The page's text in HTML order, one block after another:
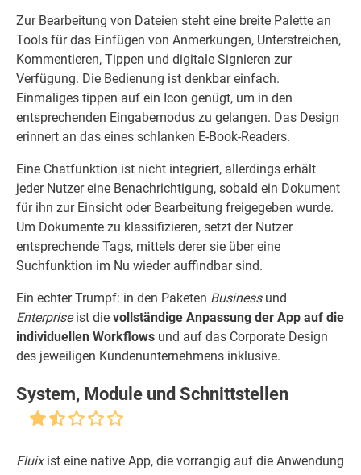
Zur Bearbeitung von Dateien steht eine breite Palette an
Tools für das Einfügen von Anmerkungen, Unterstreichen,
Kommentieren, Tippen und digitale Signieren zur
Verfügung. Die Bedienung ist denkbar einfach.
Einmaliges tippen auf ein Icon genügt, um in den
entsprechenden Eingabemodus zu gelangen. Das Design
erinnert an das eines schlanken E-Book-Readers.
Eine Chatfunktion ist nicht integriert, allerdings erhält
jeder Nutzer eine Benachrichtigung, sobald ein Dokument
für ihn zur Einsicht oder Bearbeitung freigegeben wurde.
Um Dokumente zu klassifizieren, setzt der Nutzer
entsprechende Tags, mittels derer sie über eine
Suchfunktion im Nu wieder auffindbar sind.
Ein echter Trumpf: in den Paketen Businessund
Enterpriseist die vollständige Anpassung der App auf die
individuellen Workflows und auf das Corporate Design
des jeweiligen Kundenunternehmens inklusive.
System, Module und Schnittstellen
Fluixist eine native App, die vorrangig auf die Anwendung